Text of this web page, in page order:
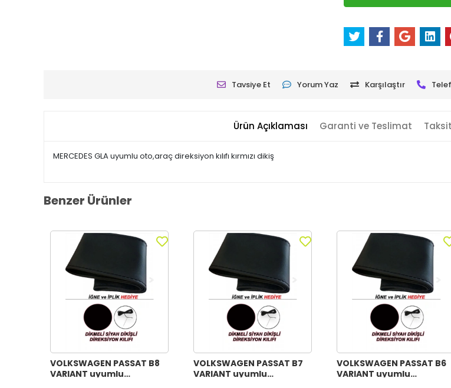
Tavsiye Et Yorum Yaz Karşılaştır
Ürün Açıklaması Garanti ve Teslimat
MERCEDES GLA uyumlu oto,araç direksiyon kılıfı kırmızı dikiş
Benzer Ürünler
VOLKSWAGEN PASSAT B8
VARIANT uyumlu
VOLKSWAGEN PASSAT B7
VARIANT uyumlu
VOLKSWAGEN PASSAT B6
VARIANT uyumlu